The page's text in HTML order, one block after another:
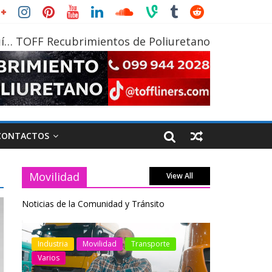
TOFF Recubrimientos de Poliuretano
Movilidad View All
Noticias de la Comunidad y Tránsito
Industria Movilidad
Transporte
Varios